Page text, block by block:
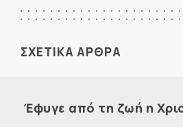
ΣΧΕΤΙΚΑ ΑΡΘΡΑ
Έφυγε από τη ζωή η